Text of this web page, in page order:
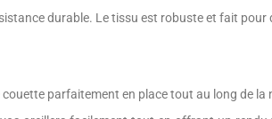
durable. Le tissu est robuste et fait pour
parfaitement en place tout au long de la